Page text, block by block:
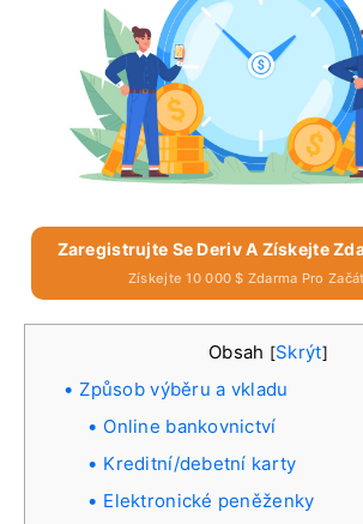
Zaregistrujte Se Deriv A Získejte
Získejte 10 000 $ Zdarma Pro
Obsah [Skrýt]
Způsob výběru a vkladu
Online bankovnictví
Kreditní/debetní karty
Elektronické peněženky